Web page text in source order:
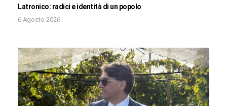
Latronico: radici e identità di un popolo
6 Agosto 2026